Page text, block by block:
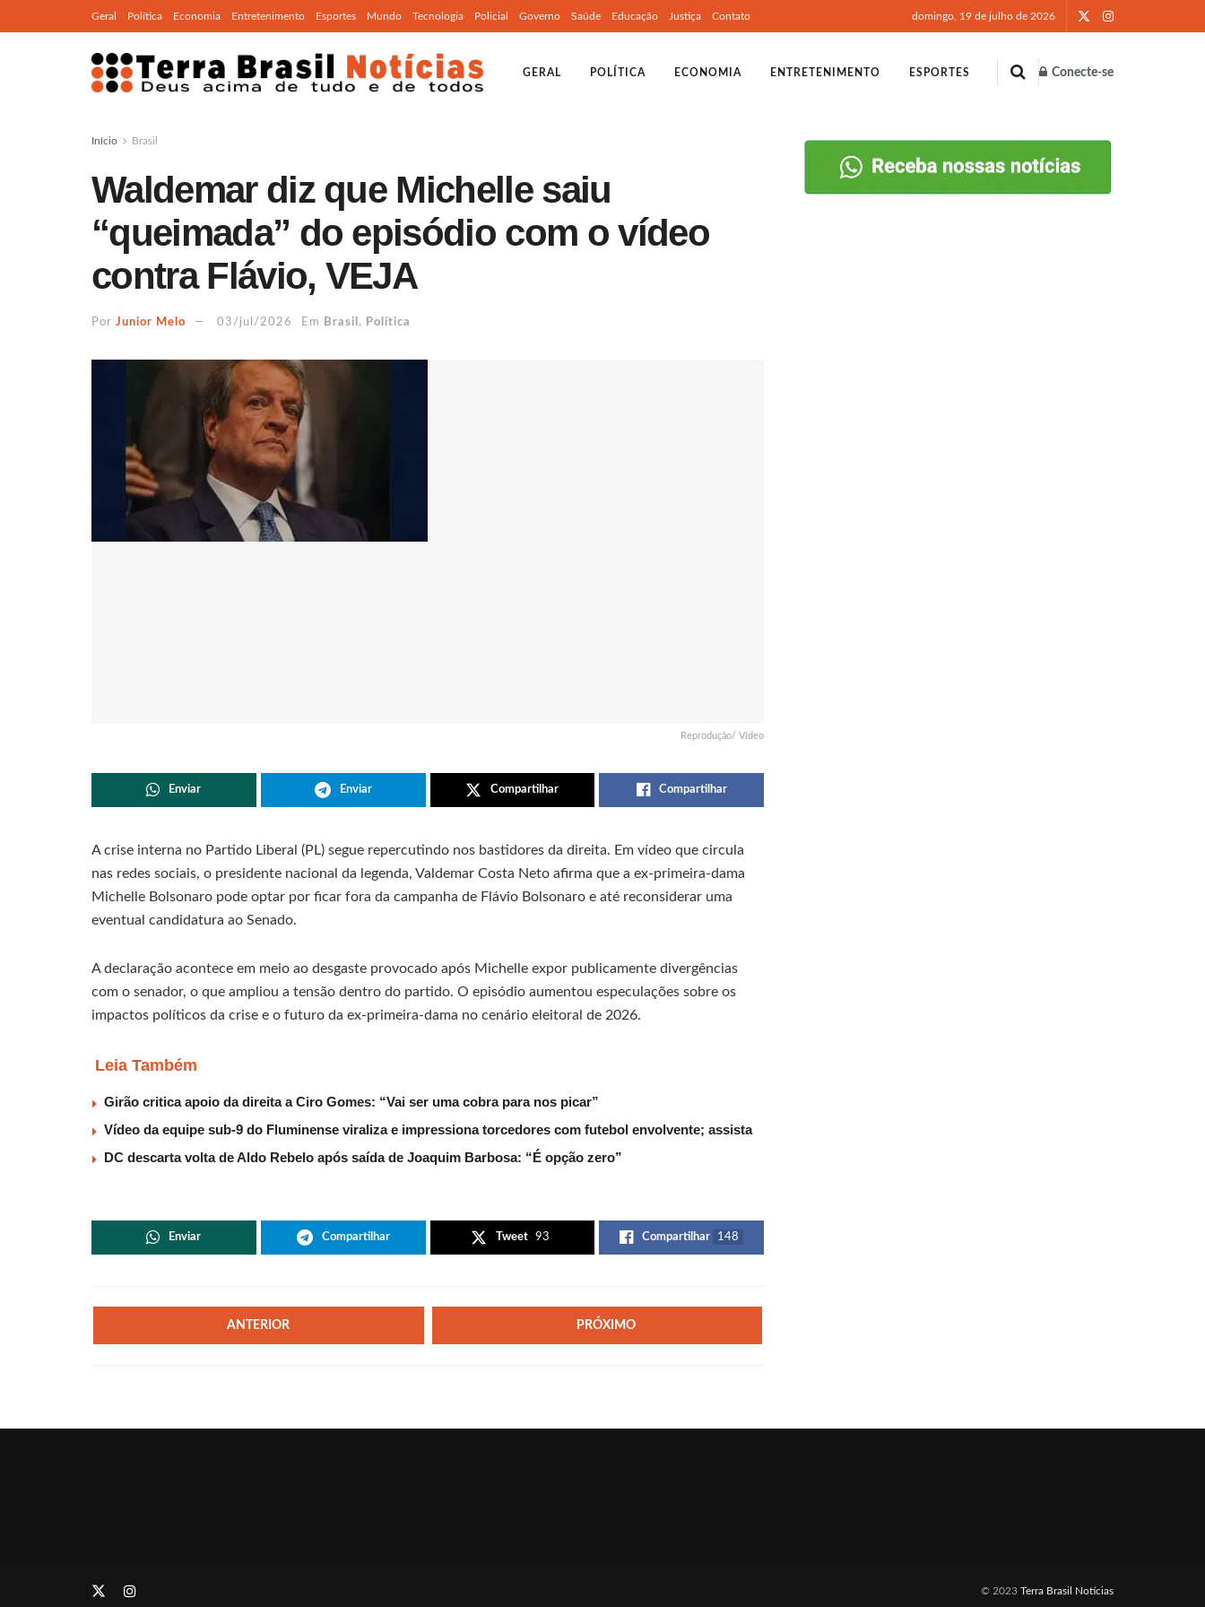
Geral Política Economia Entretenimento Esportes Mundo Tecnologia Policial Governo Saúde Educação Justiça Contato domingo, 19 de julho de 2026
GERAL POLÍTICA ECONOMIA ENTRETENIMENTO ESPORTES Conecte-se
Início Brasil
Waldemar diz que Michelle saiu
“queimada” do episódio com o vídeo
contra Flávio, VEJA
Por Junior Melo 03/jul/2026 Em Brasil , Política
Reprodução/ Vídeo
Enviar Enviar Compartilhar Compartilhar
A crise interna no Partido Liberal (PL) segue repercutindo nos bastidores da direita. Em vídeo que circula
nas redes sociais, o presidente nacional da legenda, Valdemar Costa Neto afirma que a ex-primeira-dama
Michelle Bolsonaro pode optar por ficar fora da campanha de Flávio Bolsonaro e até reconsiderar uma
eventual candidatura ao Senado.
A declaração acontece em meio ao desgaste provocado após Michelle expor publicamente divergências
com o senador, o que ampliou a tensão dentro do partido. O episódio aumentou especulações sobre os
impactos políticos da crise e o futuro da ex-primeira-dama no cenário eleitoral de 2026.
Leia Também
Girão critica apoio da direita a Ciro Gomes: “Vai ser uma cobra para nos picar”
Vídeo da equipe sub-9 do Fluminense viraliza e impressiona torcedores com futebol envolvente; assista
DC descarta volta de Aldo Rebelo após saída de Joaquim Barbosa: “É opção zero”
Enviar Compartilhar Tweet 93 Compartilhar 148
ANTERIOR PRÓXIMO
© 2023 Terra Brasil Notícias